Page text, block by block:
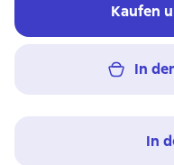
Kaufen
In
In